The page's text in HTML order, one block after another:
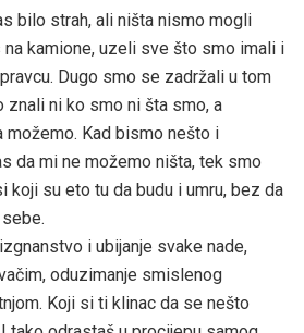
bilo strah, ali ništa nismo mogli
kamione, uzeli sve što smo imali i
Dugo smo se zadržali u tom
znali ni ko smo ni šta smo, a
možemo. Kad bismo nešto i
da mi ne možemo ništa, tek smo
koji su eto tu da budu i umru, bez da
i ubijanje svake nade,
oduzimanje smislenog
Koji si ti klinac da se nešto